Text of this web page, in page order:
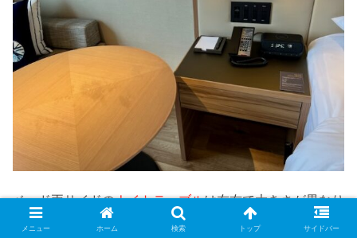
ベッド両サイドのナイトテーブルは左右で大きさが異なり
ました。
メニュー ホーム 検索 トップ サイドバー